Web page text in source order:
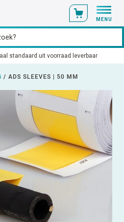
MENU
standaard uit voorraad leverbaar
/ ADS SLEEVES | 50 MM